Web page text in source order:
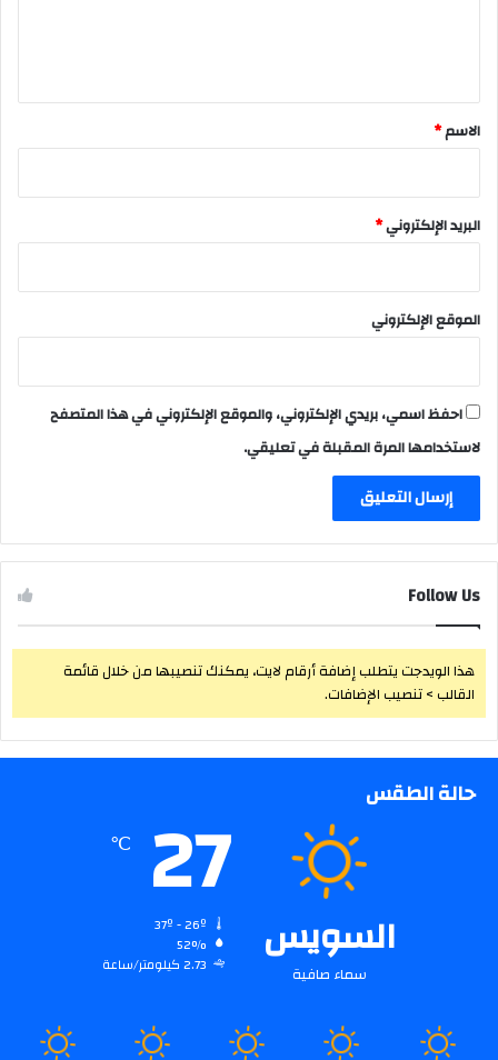
*
الاسم*
البريد الإلكتروني*
الموقع الإلكتروني
احفظ اسمي، بريدي الإلكتروني، والموقع الإلكتروني في هذا المتصفح
لاستخدامها المرة المقبلة في تعليقي.
Follow Us
هذا الويدجت يتطلب إضافة أرقام لايت، يمكنك تنصيبها من خلال قائمة
القالب > تنصيب الإضافات.
حالة الطقس
السويس
سماء صافية
27
℃
52%
2.73 كيلومتر/ساعة